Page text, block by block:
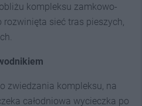
kompleksu zamkowo-
sieć tras pieszych,
zwiedzania kompleksu, na
całodniowa wycieczka po